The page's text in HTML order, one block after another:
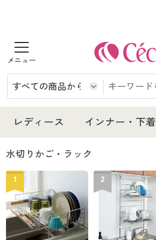
商品を探す
レディース
レディースファッション
女性下着
インナー・下着
インナー・下着通販すべて
女性下着
メンズ下着
メンズ
メンズ通販すべて
メンズファッション
家電・雑貨
家電・雑貨すべて
寝具・インテリア・家具
レディース インナー・下着
水切りかご・ラック
1 2